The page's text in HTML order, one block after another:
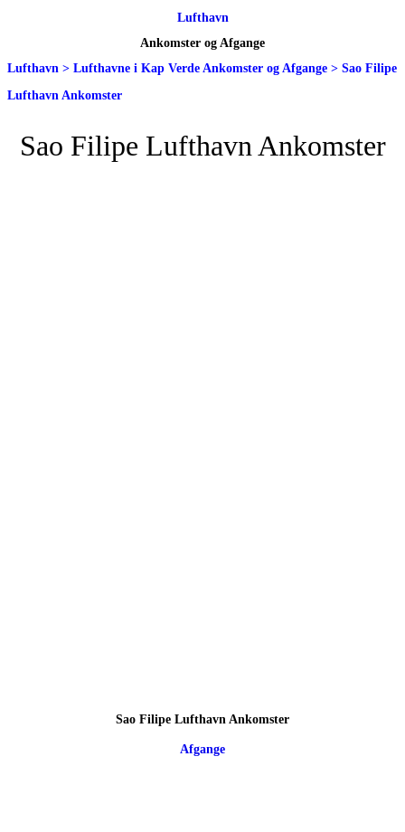
Lufthavn
Ankomster og Afgange
Lufthavn > Lufthavne i Kap Verde Ankomster og Afgange > Sao Filipe
Lufthavn Ankomster
Sao Filipe Lufthavn Ankomster
Sao Filipe Lufthavn Ankomster
Afgange